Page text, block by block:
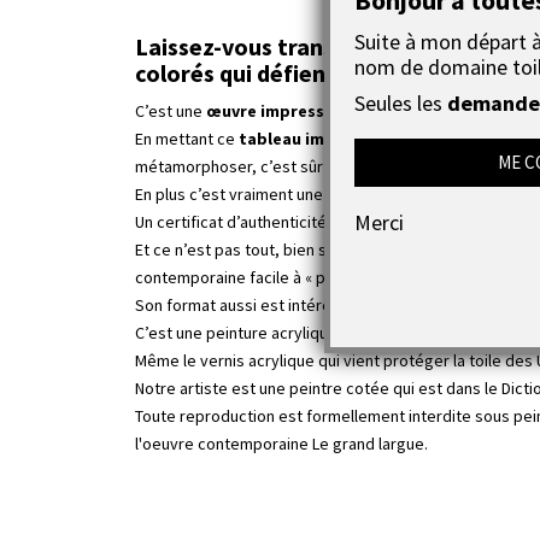
Laissez-vous transporter par cette
colorés qui défient la mer et le vent.
C’est une œuvre impressionnanteet vivante, les
En mettant ce tableau imposantdans votre salon, au-
métamorphoser, c’est sûr et certain.
En plus c’est vraiment une pièce unique, rIen à voir
Un certificat d’authenticité avec toutes les références
Et ce n’est pas tout, bien souvent les œuvres d’art ont
contemporaine facile à « placer » car son fond est
Son format aussi est intéressant, il faut savoir que
C’est une peinture acrylique de haute qualité avec
Même le vernis acrylique qui vient protéger la toile des
Notre artiste est une peintre cotée qui est dans le
Toute reproduction est formellement interdite sous
l'oeuvre contemporaine Le grand largue.
Suite à mon départ
nom de domaine
Seules les
ME
Merci